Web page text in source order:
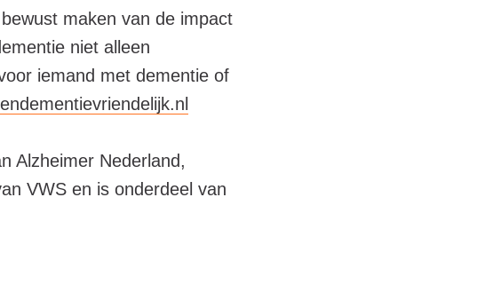
maken van de impact
niet alleen
iemand met dementie of
Alzheimer Nederland,
VWS en is onderdeel van